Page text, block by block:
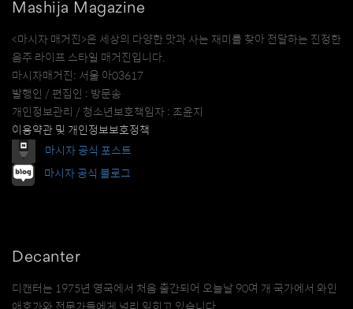
Mashija Magazine
<마시자 매거진>은 세상의 다양한 맛과 사는 재미를 찾아 전달하는 진정한
음주 라이프 스타일 매거진입니다.
마시자매거진: 서울 아03617
발행인 / 편집인 : 방문송
개인정보관리 / 청소년보호책임자 : 조윤지
이용약관 및 개인정보보호정책
마시자 공식 포스트
마시자 공식 블로그
Decanter
디캔터는 1975년 영국에서 처음 출간되어 오늘날 90여 개 국가에서 와인